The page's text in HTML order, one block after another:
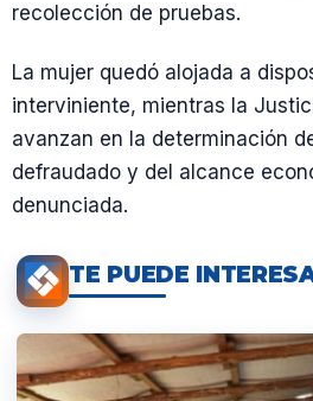
recolección de pruebas.
La mujer quedó alojada a
interviniente, mientras la
avanzan en la determinación
defraudado y del alcance
denunciada.
TE PUEDE